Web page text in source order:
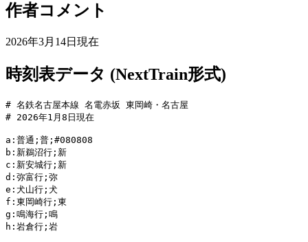
作者コメント
2026年3月14日現在
時刻表データ (NextTrain形式)
# 名鉄名古屋本線 名電赤坂 東岡崎・名古屋
# 2026年1月8日現在
a:普通;普;#080808
b:新鵜沼行;新
c:新安城行;新
d:弥富行;弥
e:犬山行;犬
f:東岡崎行;東
g:鳴海行;鳴
h:岩倉行;岩